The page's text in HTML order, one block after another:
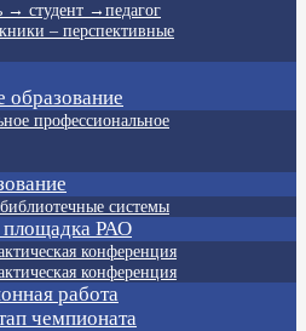
→ студент →педагог
– перспективные
образование
профессиональное
системы
РАО
конференция
конференция
работа
чемпионата